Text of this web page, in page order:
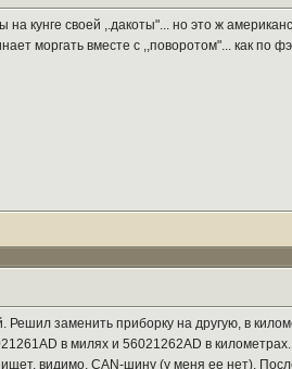
кунге своей ,.дакоты"... но это ж
моргать вместе с ,,поворотом"... как
Решил заменить приборку на другую, в
в милях и 56021262AD в
видимо, CAN-шину (у меня ее нет).